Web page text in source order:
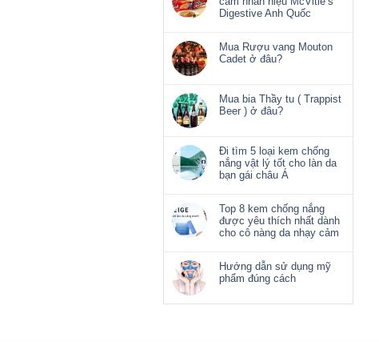
Digestive Anh Quốc
Mua Rượu vang Mouton
Cadet ở đâu?
Mua bia Thầy tu ( Trappist
Beer ) ở đâu?
Đi tìm 5 loại kem chống
nắng vật lý tốt cho làn da
bạn gái châu Á
Top 8 kem chống nắng
được yêu thích nhất dành
cho cô nàng da nhạy cảm
Hướng dẫn sử dụng mỹ
phẩm đúng cách